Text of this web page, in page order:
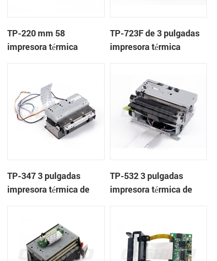
TP-220 mm 58
impresora térmica
TP-723F de 3 pulgadas
impresora térmica
TP-347 3 pulgadas
impresora térmica de
TP-532 3 pulgadas
impresora térmica de